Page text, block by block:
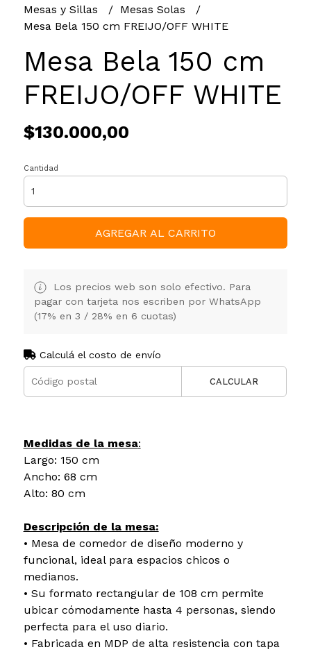
Mesas y Sillas
Mesas Solas
Mesa Bela 150 cm FREIJO/OFF WHITE
Mesa Bela 150 cm
FREIJO/OFF WHITE
$130.000,00
Cantidad
AGREGAR AL CARRITO
Los precios web son solo efectivo. Para
pagar con tarjeta nos escriben por WhatsApp
(17% en 3 / 28% en 6 cuotas)
Calculá el costo de envío
CALCULAR
Medidas de la mesa:
Largo: 150 cm
Ancho: 68 cm
Alto: 80 cm
Descripción de la mesa:
• Mesa de comedor de diseño moderno y
funcional, ideal para espacios chicos o
medianos.
• Su formato rectangular de 108 cm permite
ubicar cómodamente hasta 4 personas, siendo
perfecta para el uso diario.
• Fabricada en MDP de alta resistencia con tapa